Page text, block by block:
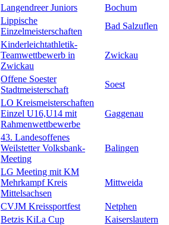
Langendreer Juniors
Bochum
Lippische
Einzelmeisterschaften
Bad Salzuflen
Kinderleichtathletik-
Teamwettbewerb in
Zwickau
Zwickau
Offene Soester
Stadtmeisterschaft
Soest
LO Kreismeisterschaften
Einzel U16,U14 mit
Rahmenwettbewerbe
Gaggenau
43. Landesoffenes
Weilstetter Volksbank-
Meeting
Balingen
LG Meeting mit KM
Mehrkampf Kreis
Mittelsachsen
Mittweida
CVJM Kreissportfest
Netphen
Betzis KiLa Cup
Kaiserslautern